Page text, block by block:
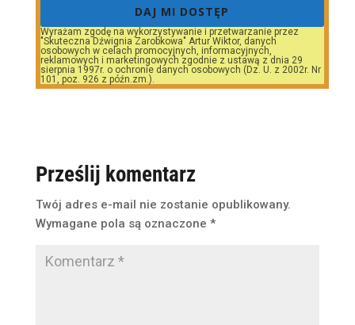
DAJ MI DOSTĘP
Wyrażam zgodę na wykorzystywanie i przetwarzanie przez
"Skuteczna Dźwignia Zarobkowa" Artur Wiktor, danych
osobowych w celach promocyjnych, informacyjnych,
reklamowych i marketingowych zgodnie z ustawą z dnia 29
sierpnia 1997r. o ochronie danych osobowych (Dz. U. z 2002r. Nr
101, poz. 926 z późn.zm.).
Prześlij komentarz
Twój adres e-mail nie zostanie opublikowany.
Wymagane pola są oznaczone *